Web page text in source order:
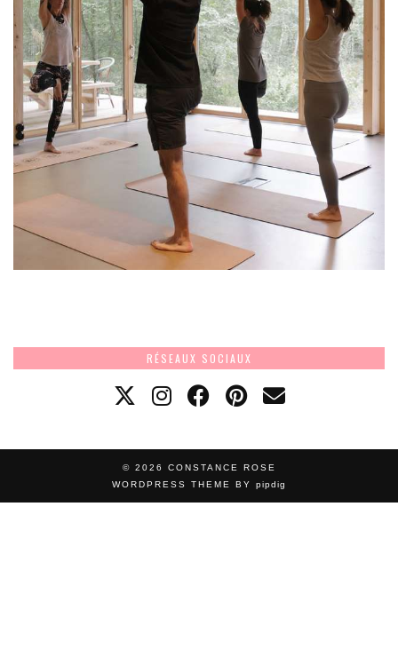
RÉSEAUX SOCIAUX
© 2026 CONSTANCE ROSE
WORDPRESS THEME BY pipdig